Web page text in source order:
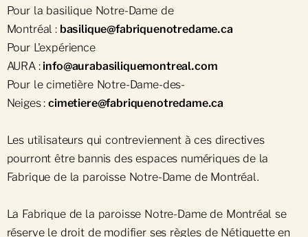
Pour la basilique Notre-Dame de
Montréal : basilique@fabriquenotredame.ca
Pour L'expérience
AURA : info@aurabasiliquemontreal.com
Pour le cimetière Notre-Dame-des-
Neiges :cimetiere@fabriquenotredame.ca
Les utilisateurs qui contreviennent à ces directives
pourront être bannis des espaces numériques de la
Fabrique de la paroisse Notre-Dame de Montréal.
La Fabrique de la paroisse Notre-Dame de Montréal se
réserve le droit de modifier ses règles de Nétiquette en